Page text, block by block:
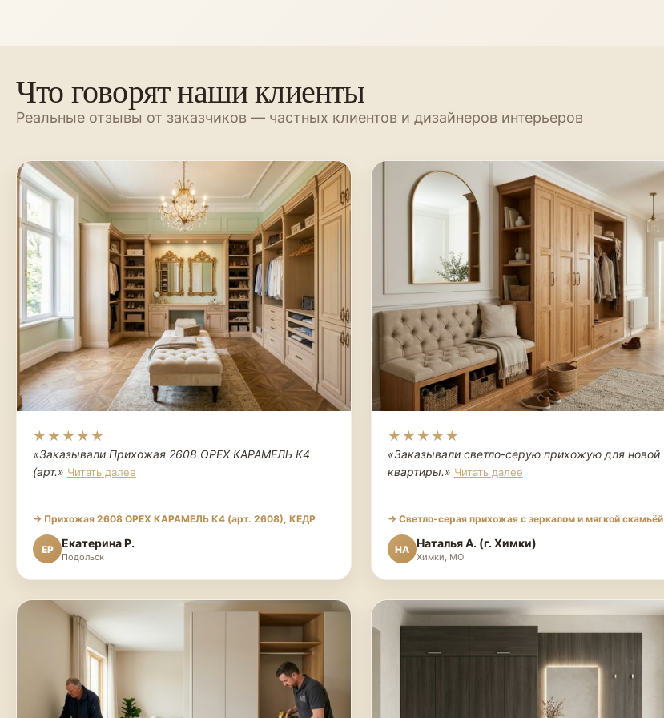
Что говорят наши клиенты
Реальные отзывы от заказчиков — частных клиентов и дизайнеров интерьеров
★★★★★
«Заказывали Прихожая 2608 ОРЕХ КАРАМЕЛЬ К4
(арт.» Читать далее
→ Прихожая 2608 ОРЕХ КАРАМЕЛЬ К4 (арт. 2608), КЕДР
ЕР Екатерина Р.
Подольск
★★★★★
«Заказывали светло-серую прихожую для новой
квартиры.» Читать далее
→ Светло-серая прихожая с зеркалом и мягкой скамьёй
НА Наталья А. (г. Химки)
Химки, МО